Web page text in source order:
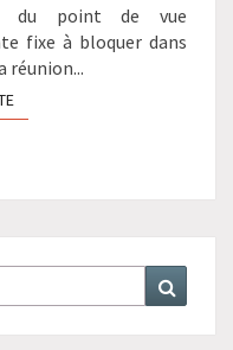
du point de vue
fixe à bloquer dans
réunion...
LIRE LA SUITE